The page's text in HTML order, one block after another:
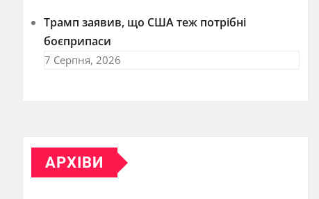
Трамп заявив, що США теж потрібні
боєприпаси
7 Серпня, 2026
АРХІВИ